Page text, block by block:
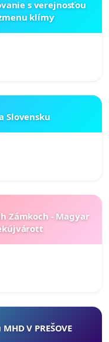
s verejnosťou
klímy
Slovensku
Zámkoch - Magyar
V PREŠOVE